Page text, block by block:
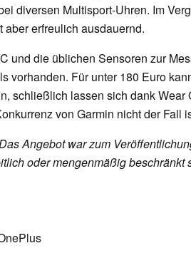
diversen Multisport-Uhren. Im
erfreulich ausdauernd.
und die üblichen Sensoren zur
vorhanden. Für unter 180 Euro
schließlich lassen sich dank Wear
von Garmin nicht der Fall
Angebot war zum
oder mengenmäßig beschränkt